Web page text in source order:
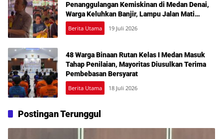
Penanggulangan Kemiskinan di Medan Denai,
Warga Keluhkan Banjir, Lampu Jalan Mati
hingga Sulit Akses Bantuan
Berita Utama 19 Juli 2026
48 Warga Binaan Rutan Kelas I Medan Masuk
Tahap Penilaian, Mayoritas Diusulkan Terima
Pembebasan Bersyarat
Berita Utama 18 Juli 2026
Postingan Terunggul